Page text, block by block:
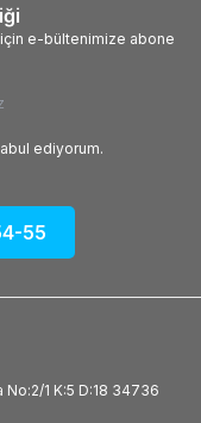
e-bültenimize abone
ediyorum.
55
No:2/1 K:5 D:18 34736